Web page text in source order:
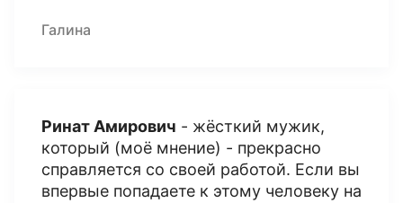
Галина
Ринат Амирович - жёсткий мужик,
который (моё мнение) - прекрасно
справляется со своей работой. Если вы
впервые попадаете к этому человеку на